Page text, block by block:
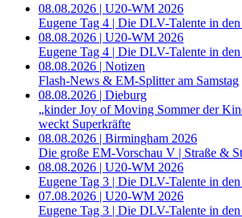
08.08.2026 | U20-WM 2026
Eugene Tag 4 | Die DLV-Talente in
08.08.2026 | U20-WM 2026
Eugene Tag 4 | Die DLV-Talente in
08.08.2026 | Notizen
Flash-News & EM-Splitter am Samstag
08.08.2026 | Dieburg
„kinder Joy of Moving Sommer der
weckt Superkräfte
08.08.2026 | Birmingham 2026
Die große EM-Vorschau V | Straße &
08.08.2026 | U20-WM 2026
Eugene Tag 3 | Die DLV-Talente in
07.08.2026 | U20-WM 2026
Eugene Tag 3 | Die DLV-Talente in